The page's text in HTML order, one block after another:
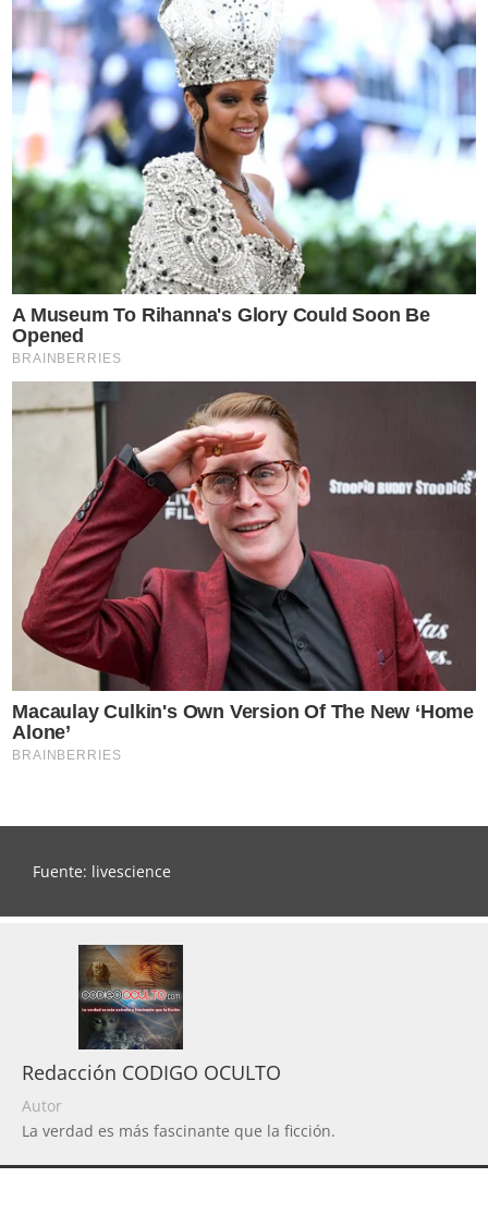
Fuente: livescience
Redacción CODIGO OCULTO
Autor
La verdad es más fascinante que la ficción.